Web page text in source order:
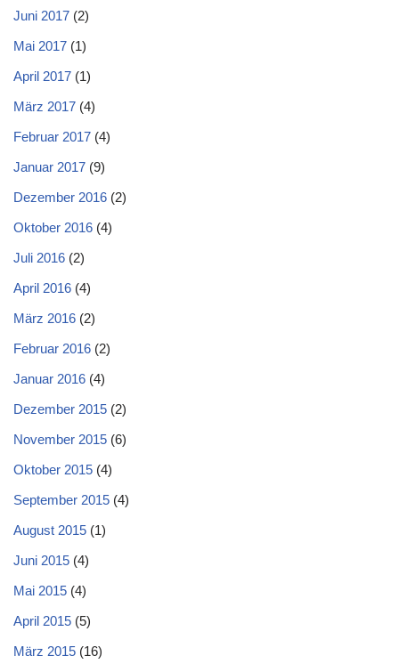
Juni 2017 (2)
Mai 2017 (1)
April 2017 (1)
März 2017 (4)
Februar 2017 (4)
Januar 2017 (9)
Dezember 2016 (2)
Oktober 2016 (4)
Juli 2016 (2)
April 2016 (4)
März 2016 (2)
Februar 2016 (2)
Januar 2016 (4)
Dezember 2015 (2)
November 2015 (6)
Oktober 2015 (4)
September 2015 (4)
August 2015 (1)
Juni 2015 (4)
Mai 2015 (4)
April 2015 (5)
März 2015 (16)